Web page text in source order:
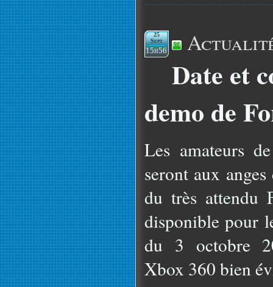
25
Sept
15h56
Date et
demo de
Les amateurs
seront aux
du très attendu
disponible pour
du 3 octobre
Xbox 360 bien